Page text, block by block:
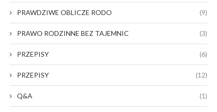
PRAWDZIWE OBLICZE RODO (9)
PRAWO RODZINNE BEZ TAJEMNIC (3)
PRZEPISY (6)
PRZEPISY (12)
Q&A (1)